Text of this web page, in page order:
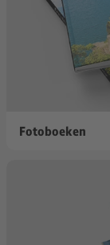
Fotoboeken